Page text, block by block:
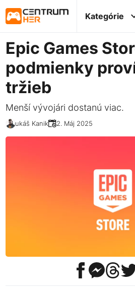
Kategórie
Epic Games
podmienky
tržieb
Menší vývojári dostanú viac.
Lukáš Kanik 02. Máj 2025